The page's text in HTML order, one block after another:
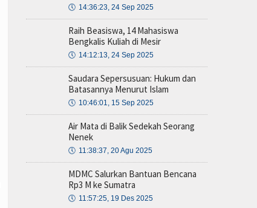
🕔 14:36:23, 24 Sep 2025
Raih Beasiswa, 14 Mahasiswa
Bengkalis Kuliah di Mesir
🕔 14:12:13, 24 Sep 2025
Saudara Sepersusuan: Hukum dan
Batasannya Menurut Islam
🕔 10:46:01, 15 Sep 2025
Air Mata di Balik Sedekah Seorang
Nenek
🕔 11:38:37, 20 Agu 2025
MDMC Salurkan Bantuan Bencana
Rp3 M ke Sumatra
🕔 11:57:25, 19 Des 2025